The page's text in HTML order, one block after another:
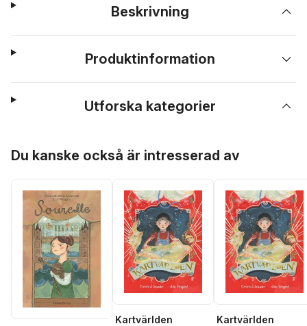
Beskrivning
Produktinformation
Utforska kategorier
Du kanske också är intresserad av
Kartvärlden Kartvärlden